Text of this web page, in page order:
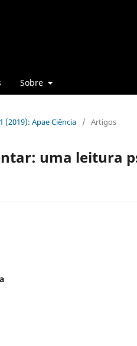
Sobre
(2019): Apae Ciência / Artigos
uma leitura